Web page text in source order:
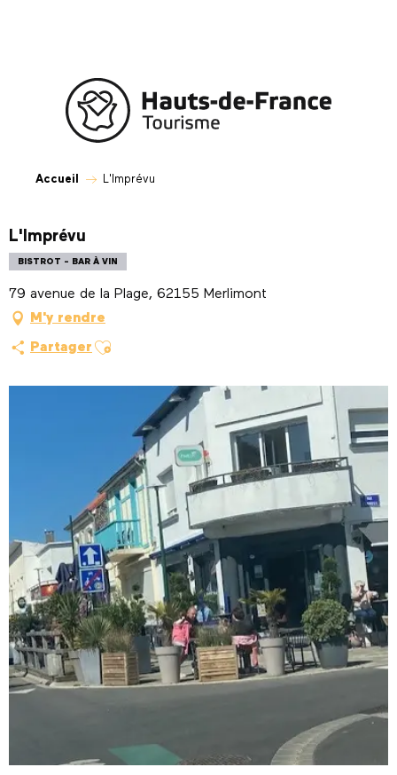
Accueil L'Imprévu
L'Imprévu
BISTROT - BAR À VIN
79 avenue de la Plage, 62155 Merlimont
M'y rendre
Partager Ajouter aux favoris